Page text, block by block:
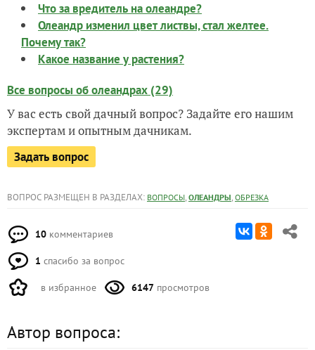
Что за вредитель на олеандре?
Олеандр изменил цвет листвы, стал желтее.
Почему так?
Какое название у растения?
Все вопросы об олеандрах (29)
У вас есть свой дачный вопрос? Задайте его нашим
экспертам и опытным дачникам.
Задать вопрос
ВОПРОС РАЗМЕЩЕН В РАЗДЕЛАХ: ВОПРОСЫ, ОЛЕАНДРЫ, ОБРЕЗКА
10 комментариев
1 спасибо за вопрос
в избранное 6147 просмотров
Автор вопроса: